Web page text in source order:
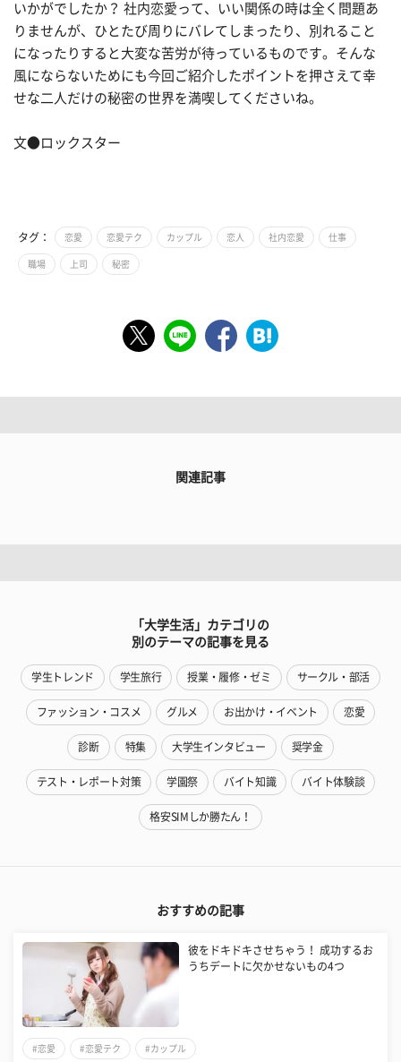
いかがでしたか？ 社内恋愛って、いい関係の時は全く問題あ
りませんが、ひとたび周りにバレてしまったり、別れること
になったりすると大変な苦労が待っているものです。そんな
風にならないためにも今回ご紹介したポイントを押さえて幸
せな二人だけの秘密の世界を満喫してくださいね。
文●ロックスター
タグ： 恋愛 恋愛テク カップル 恋人 社内恋愛 仕事
職場 上司 秘密
関連記事
「大学生活」カテゴリの
別のテーマの記事を見る
学生トレンド 学生旅行 授業・履修・ゼミ サークル・部活
ファッション・コスメ グルメ お出かけ・イベント 恋愛
診断 特集 大学生インタビュー 奨学金
テスト・レポート対策 学園祭 バイト知識 バイト体験談
格安SIMしか勝たん！
おすすめの記事
彼をドキドキさせちゃう！ 成功するお
うちデートに欠かせないもの4つ
#恋愛 #恋愛テク #カップル